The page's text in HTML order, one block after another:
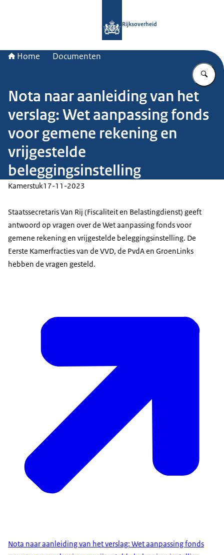
Rijksoverheid
Home Documenten
Nota naar aanleiding van het
verslag: Wet aanpassing fonds
voor gemene rekening en
vrijgestelde
beleggingsinstelling
Kamerstuk17-11-2023
Staatssecretaris Van Rij (Fiscaliteit en Belastingdienst) geeft
antwoord op vragen over de Wet aanpassing fonds voor
gemene rekening en vrijgestelde beleggingsinstelling. De
Eerste Kamerfracties van de VVD, de PvdA en GroenLinks
hebben de vragen gesteld.
Nota naar aanleiding van het verslag: Wet aanpassing fonds